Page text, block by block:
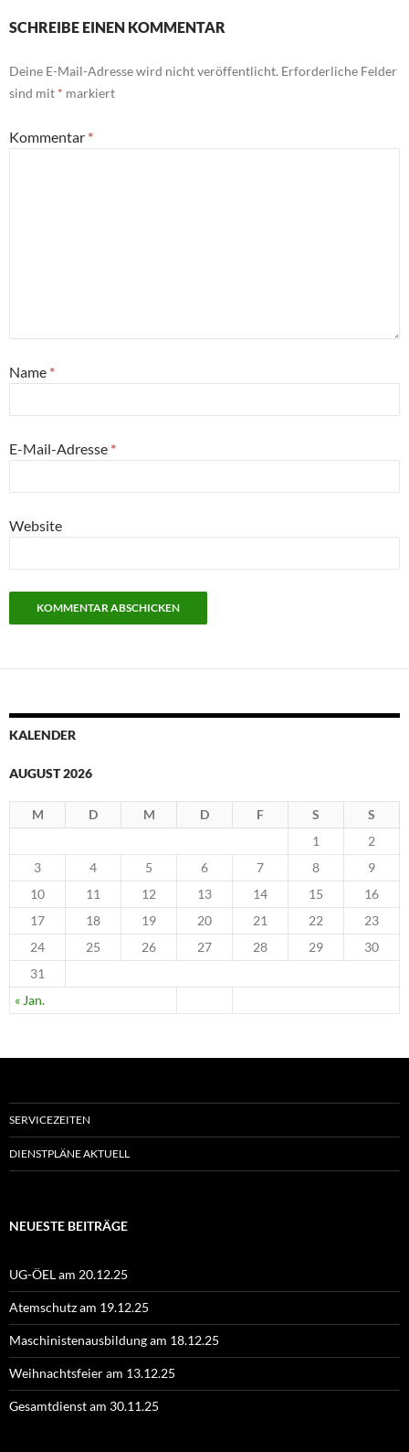
SCHREIBE EINEN KOMMENTAR
Deine E-Mail-Adresse wird nicht veröffentlicht. Erforderliche Felder
sind mit * markiert
Kommentar *
Name *
E-Mail-Adresse *
Website
KALENDER
AUGUST 2026
M D M D F S S
« Jan.
1
2
3
4 5 6 7 8
9
10
11 12 13 14 15
16
17
18 19 20 21 22
23
24
25 26 27 28 29
30
31
SERVICEZEITEN
DIENSTPLÄNE AKTUELL
NEUESTE BEITRÄGE
UG-ÖEL am 20.12.25
Atemschutz am 19.12.25
Maschinistenausbildung am 18.12.25
Weihnachtsfeier am 13.12.25
Gesamtdienst am 30.11.25